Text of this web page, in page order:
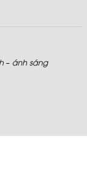
– ánh sáng